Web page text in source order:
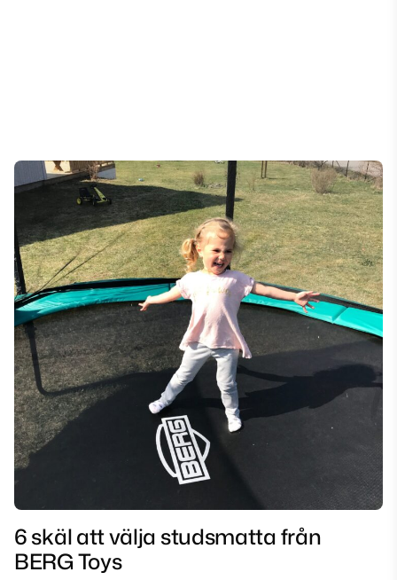
6 skäl att välja studsmatta från
BERG Toys